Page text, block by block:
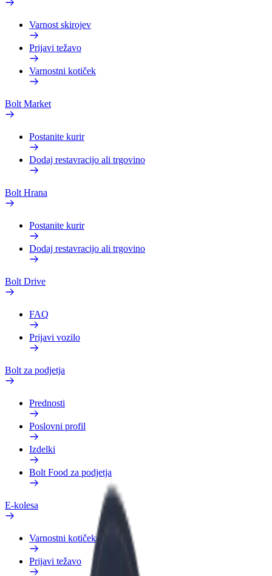
Varnost skirojev
Prijavi težavo
Varnostni kotiček
Bolt Market
Postanite kurir
Dodaj restavracijo ali trgovino
Bolt Hrana
Postanite kurir
Dodaj restavracijo ali trgovino
Bolt Drive
FAQ
Prijavi vozilo
Bolt za podjetja
Prednosti
Poslovni profil
Izdelki
Bolt Food za podjetja
E-kolesa
Varnostni kotiček
Prijavi težavo